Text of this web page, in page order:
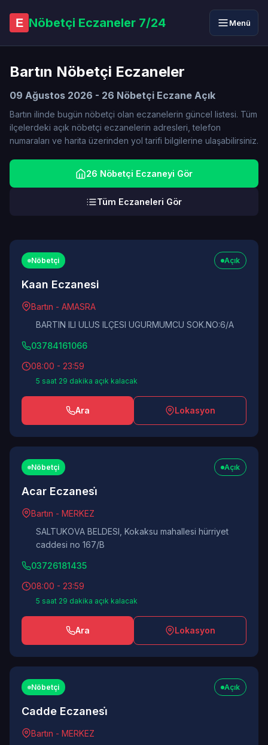
E Nöbetçi Eczaneler 7/24 Menü
Bartın Nöbetçi Eczaneler
09 Ağustos 2026 - 26 Nöbetçi Eczane Açık
Bartın ilinde bugün nöbetçi olan eczanelerin güncel listesi. Tüm
ilçelerdeki açık nöbetçi eczanelerin adresleri, telefon
numaraları ve harita üzerinden yol tarifi bilgilerine ulaşabilirsiniz.
26 Nöbetçi Eczaneyi Gör
Tüm Eczaneleri Gör
Nöbetçi Açık
Kaan Eczanesi
Bartın - AMASRA
BARTIN ILI ULUS ILÇESI UGURMUMCU SOK.NO:6/A
03784161066
08:00 - 23:59
5 saat 29 dakika açık kalacak
Ara Lokasyon
Nöbetçi Açık
Acar Eczanesi̇
Bartın - MERKEZ
SALTUKOVA BELDESI, Kokaksu mahallesi hürriyet
caddesi no 167/B
03726181435
08:00 - 23:59
5 saat 29 dakika açık kalacak
Ara Lokasyon
Nöbetçi Açık
Cadde Eczanesi̇
Bartın - MERKEZ